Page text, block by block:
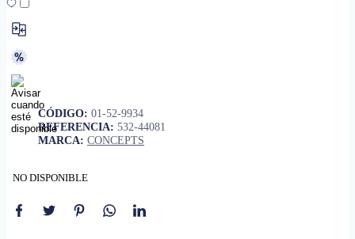
CÓDIGO: 01-52-9934
REFERENCIA: 532-44081
MARCA: CONCEPTS
NO DISPONIBLE